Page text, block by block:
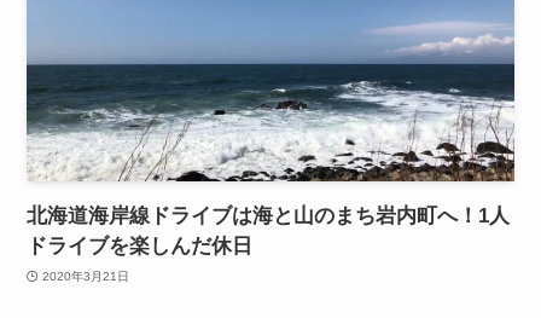
北海道海岸線ドライブは海と山のまち岩内町へ！1人
ドライブを楽しんだ休日
2020年3月21日